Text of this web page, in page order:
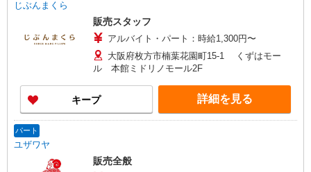
じぶんまくら
販売スタッフ
アルバイト・パート：時給1,300円〜
大阪府枚方市楠葉花園町15-1 くずはモー
ル 本館ミドリノモール2F
キープ 詳細を見る
パート
ユザワヤ
販売全般